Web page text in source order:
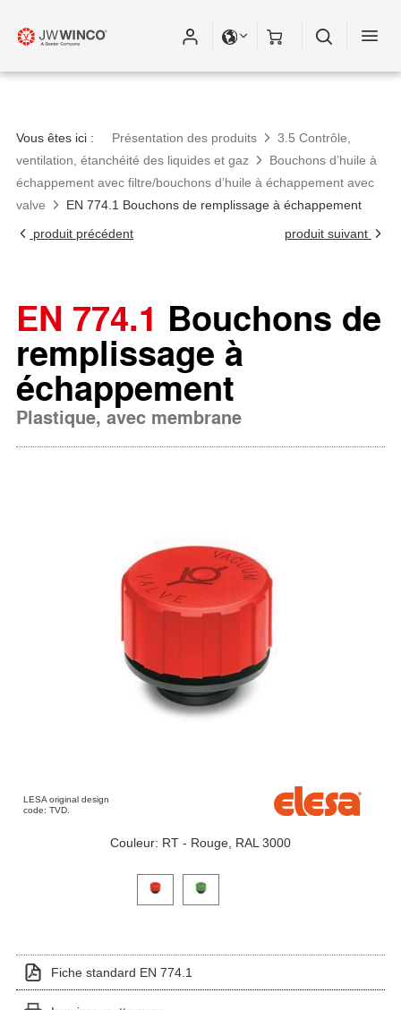
Vous êtes ici : Présentation des produits
3.5 Contrôle,
ventilation, étanchéité des liquides et gaz
Bouchons d’huile à
échappement avec filtre/bouchons d’huile à échappement avec
valve
EN 774.1 Bouchons de remplissage à échappement
produit précédent
produit suivant
EN 774.1 Bouchons de
remplissage à
échappement
Plastique, avec membrane
LESA original design
code: TVD.
Couleur: RT - Rouge, RAL 3000
Cliquez sur une image de variante pour l'afficher
Fiche standard EN 774.1